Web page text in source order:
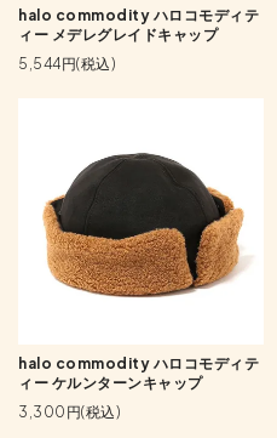
halo commodity ハロコモディテ
ィー メデレグレイドキャップ
5,544円(税込)
halo commodity ハロコモディテ
ィー ケルンターンキャップ
3,300円(税込)